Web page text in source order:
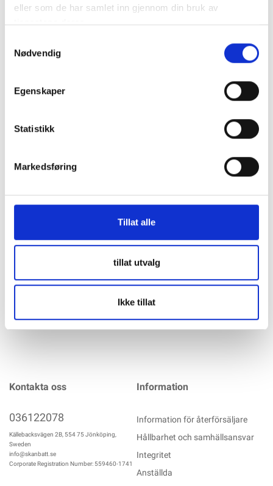
eller som de har samlet inn gjennom din bruk av
tjenestene deres.
Nødvendig
Egenskaper
Statistikk
Markedsføring
Tillat alle
tillat utvalg
Ikke tillat
SKU:
MEGA-S-50A
Specifikation
Säkring Ampere: 50A Max. arbetsspänning: 58V Längd (L):
mm
Kontakta oss
036122078
Källebacksvägen 2B, 554 75 Jönköping,
Sweden
info@skanbatt.se
Corporate Registration Number: 559460-1741
Information
Information för återförsäljare
Hållbarhet och samhällsansvar
Integritet
Anställda